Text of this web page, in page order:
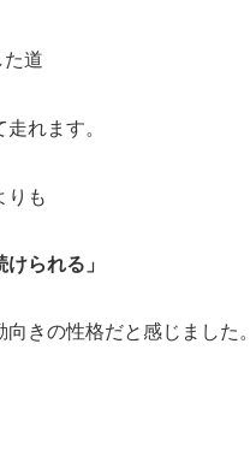
た道
れます。
りも
けられる」
きの性格だと感じました。